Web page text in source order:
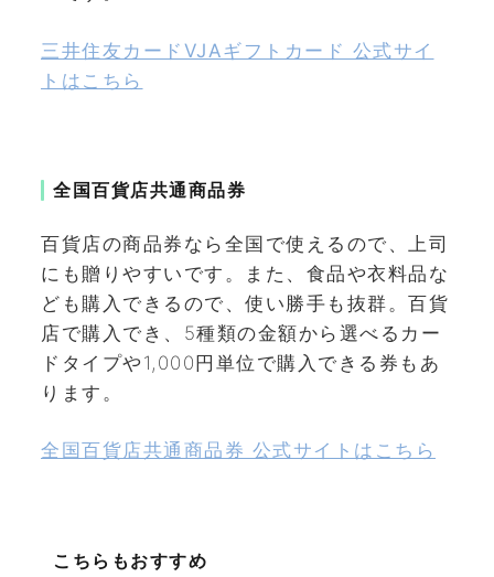
三井住友カードVJAギフトカード 公式サイ
トはこちら
全国百貨店共通商品券
百貨店の商品券なら全国で使えるので、上司
にも贈りやすいです。また、食品や衣料品な
ども購入できるので、使い勝手も抜群。百貨
店で購入でき、5種類の金額から選べるカー
ドタイプや1,000円単位で購入できる券もあ
ります。
全国百貨店共通商品券 公式サイトはこちら
こちらもおすすめ